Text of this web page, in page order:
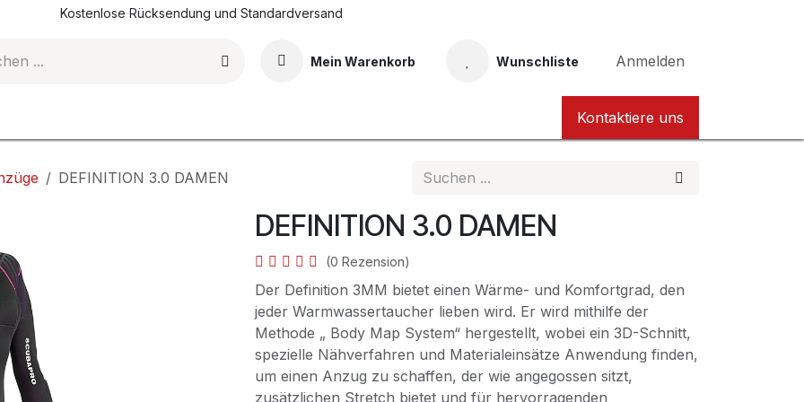
Kostenlose Rücksendung und Standardversand
Mein Warenkorb Wunschliste Anmelden
Taucher Nordhessen KarteKontaktiere uns
DEFINITION 3.0 DAMEN
DEFINITION 3.0 DAMEN
(0 Rezension)
Der Definition 3MM bietet einen Wärme- und Komfortgrad, den
jeder Warmwassertaucher lieben wird. Er wird mithilfe der
Methode „ Body Map System“ hergestellt, wobei ein 3D-Schnitt,
spezielle Nähverfahren und Materialeinsätze Anwendung finden,
um einen Anzug zu schaffen, der wie angegossen sitzt,
zusätzlichen Stretch bietet und für hervorragenden